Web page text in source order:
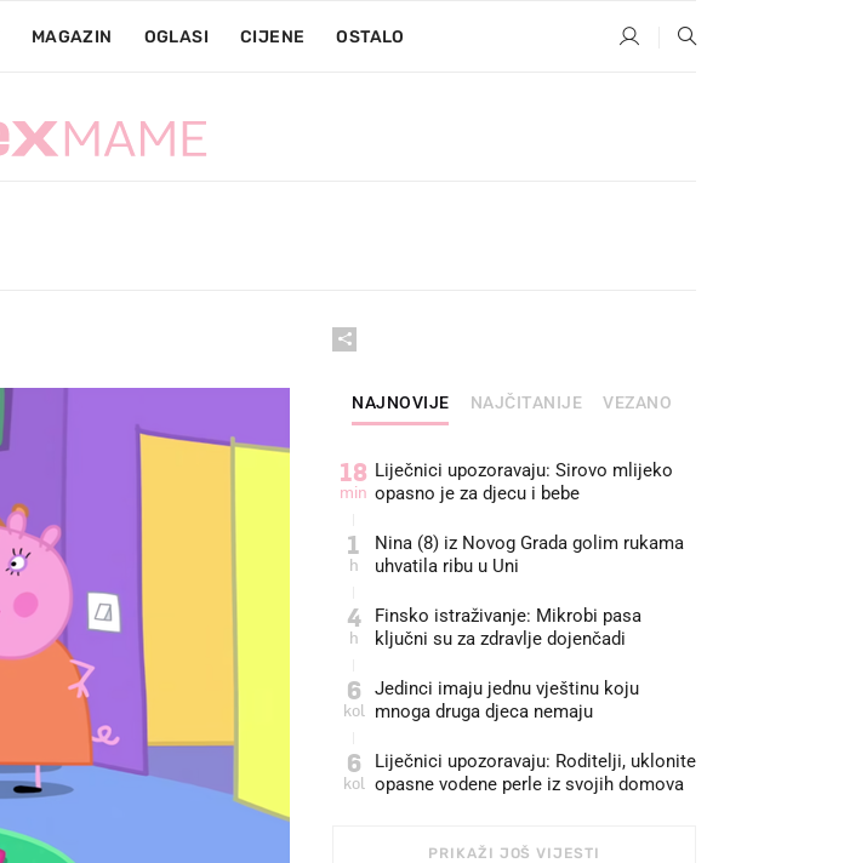
MAGAZIN OGLASI CIJENE OSTALO
NAJNOVIJE NAJČITANIJE VEZANO
18
min
Liječnici upozoravaju: Sirovo mlijeko
opasno je za djecu i bebe
1
h
Nina (8) iz Novog Grada golim rukama
uhvatila ribu u Uni
4
h
Finsko istraživanje: Mikrobi pasa
ključni su za zdravlje dojenčadi
6
kol
Jedinci imaju jednu vještinu koju
mnoga druga djeca nemaju
6
kol
Liječnici upozoravaju: Roditelji, uklonite
opasne vodene perle iz svojih domova
PRIKAŽI JOŠ VIJESTI